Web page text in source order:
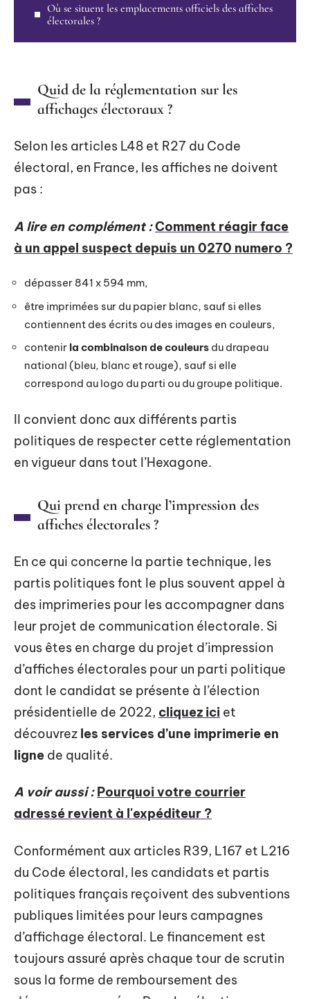
Où se situent les emplacements officiels des affiches
électorales ?
Quid de la réglementation sur les
affichages électoraux ?
Selon les articles L48 et R27 du Code
électoral, en France, les affiches ne doivent
pas :
A lire en complément :Comment réagir face
à un appel suspect depuis un 0270 numero ?
dépasser 841 x 594 mm,
être imprimées sur du papier blanc, sauf si elles
contiennent des écrits ou des images en couleurs,
contenir la combinaison de couleurs du drapeau
national (bleu, blanc et rouge), sauf si elle
correspond au logo du parti ou du groupe politique.
Il convient donc aux différents partis
politiques de respecter cette réglementation
en vigueur dans tout l’Hexagone.
Qui prend en charge l’impression des
affiches électorales ?
En ce qui concerne la partie technique, les
partis politiques font le plus souvent appel à
des imprimeries pour les accompagner dans
leur projet de communication électorale. Si
vous êtes en charge du projet d’impression
d’affiches électorales pour un parti politique
dont le candidat se présente à l’élection
présidentielle de 2022, cliquez ici et
découvrez les services d’une imprimerie en
ligne de qualité.
A voir aussi : Pourquoi votre courrier
adressé revient à l'expéditeur ?
Conformément aux articles R39, L167 et L216
du Code électoral, les candidats et partis
politiques français reçoivent des subventions
publiques limitées pour leurs campagnes
d’affichage électoral. Le financement est
toujours assuré après chaque tour de scrutin
sous la forme de remboursement des